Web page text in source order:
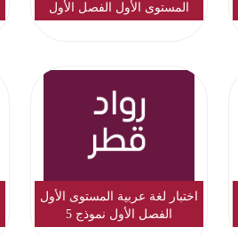
المستوى الأول الفصل الأول
اختبار لغة عربية المستوى الأول
الفصل الأول نموذج 5